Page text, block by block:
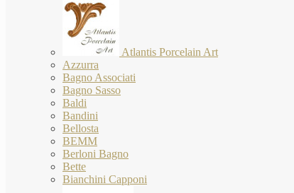
Atlantis Porcelain Art
Azzurra
Bagno Associati
Bagno Sasso
Baldi
Bandini
Bellosta
BEMM
Berloni Bagno
Bette
Bianchini Capponi